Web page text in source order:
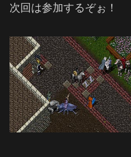
次回は参加するぞぉ！